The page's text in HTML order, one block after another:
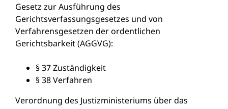
Gesetz zur Ausführung des
Gerichtsverfassungsgesetzes und von
Verfahrensgesetzen der ordentlichen
Gerichtsbarkeit (AGGVG):
§ 37Zuständigkeit
§ 38 Verfahren
Verordnung des Justizministeriums über das